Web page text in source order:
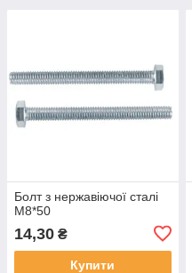
Болт з нержавіючої сталі
М8*50
14,30 ₴
Купити